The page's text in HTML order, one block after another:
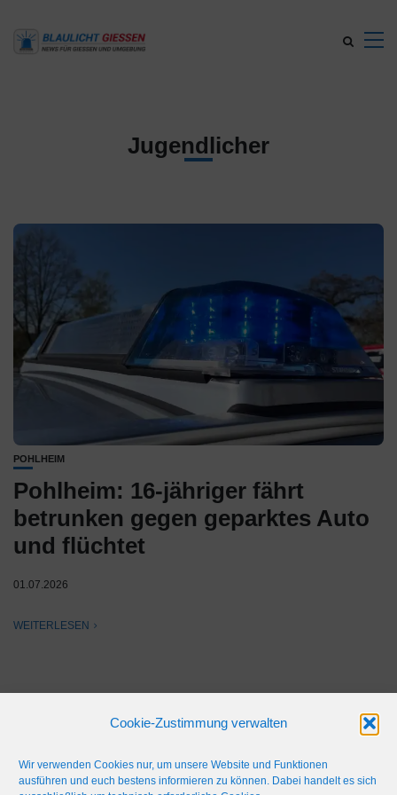
Cookie-Zustimmung verwalten
Wir verwenden Cookies nur, um unsere Website und Funktionen
ausführen und euch bestens informieren zu können. Dabei handelt es sich
Jugendlicher
POHLHEIM
Pohlheim: 16-jähriger fährt
betrunken gegen geparktes Auto
und flüchtet
01.07.2026
WEITERLESEN